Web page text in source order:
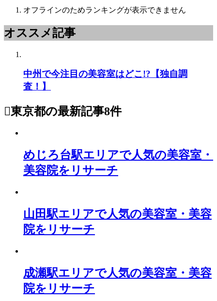
オフラインのためランキングが表示できません
オススメ記事
中州で今注目の美容室はどこ!?【独自調
査！】
東京都の最新記事8件
めじろ台駅エリアで人気の美容室・
美容院をリサーチ
山田駅エリアで人気の美容室・美容
院をリサーチ
成瀬駅エリアで人気の美容室・美容
院をリサーチ